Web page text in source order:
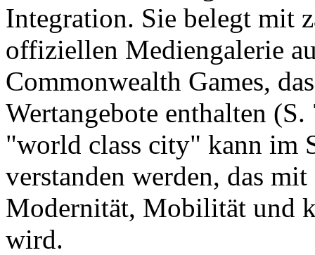
Integration. Sie belegt mit
offiziellen Mediengalerie
Commonwealth Games,
Wertangebote enthalten
"world class city" kann im
verstanden werden, das
Modernität, Mobilität und
wird.